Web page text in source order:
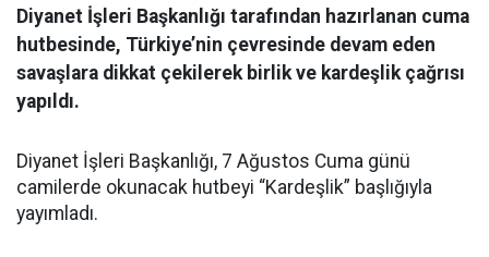
Diyanet İşleri Başkanlığı tarafından hazırlanan cuma
hutbesinde, Türkiye’nin çevresinde devam eden
savaşlara dikkat çekilerek birlik ve kardeşlik çağrısı
yapıldı.
Diyanet İşleri Başkanlığı, 7 Ağustos Cuma günü
camilerde okunacak hutbeyi “Kardeşlik” başlığıyla
yayımladı.